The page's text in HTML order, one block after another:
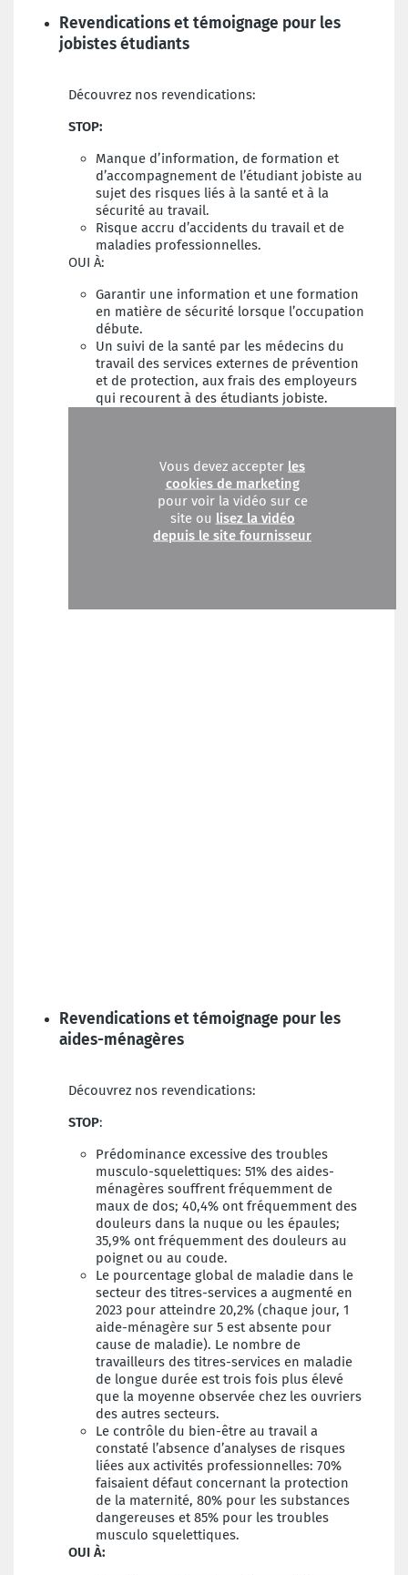
Revendications et témoignage pour les
jobistes étudiants
Découvrez nos revendications:
STOP:
Manque d’information, de formation et
d’accompagnement de l’étudiant jobiste au
sujet des risques liés à la santé et à la
sécurité au travail.
Risque accru d’accidents du travail et de
maladies professionnelles.
OUI À:
Garantir une information et une formation
en matière de sécurité lorsque l’occupation
débute.
Un suivi de la santé par les médecins du
travail des services externes de prévention
et de protection, aux frais des employeurs
qui recourent à des étudiants jobiste.
Vous devez accepter les
cookies de marketing
pour voir la vidéo sur ce
site ou lisez la vidéo
depuis le site fournisseur
Revendications et témoignage pour les
aides-ménagères
Découvrez nos revendications:
STOP:
Prédominance excessive des troubles
musculo-squelettiques: 51% des aides-
ménagères souffrent fréquemment de
maux de dos; 40,4% ont fréquemment des
douleurs dans la nuque ou les épaules;
35,9% ont fréquemment des douleurs au
poignet ou au coude.
Le pourcentage global de maladie dans le
secteur des titres-services a augmenté en
2023 pour atteindre 20,2% (chaque jour, 1
aide-ménagère sur 5 est absente pour
cause de maladie). Le nombre de
travailleurs des titres-services en maladie
de longue durée est trois fois plus élevé
que la moyenne observée chez les ouvriers
des autres secteurs.
Le contrôle du bien-être au travail a
constaté l’absence d’analyses de risques
liées aux activités professionnelles: 70%
faisaient défaut concernant la protection
de la maternité, 80% pour les substances
dangereuses et 85% pour les troubles
musculo squelettiques.
OUI À: